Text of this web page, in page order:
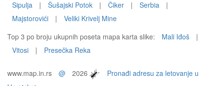
Sipulja
| Šušajski Potok | Čiker | Serbia
|
Majstorovići
|
Veliki Krivelj Mine
Top 3 po broju ukupnih poseta mapa karta slike:
Mali Iđoš
|
Vitosi
| Presečka Reka
www.map.in.rs @ 2026
Pronađi adresu za letovanje u